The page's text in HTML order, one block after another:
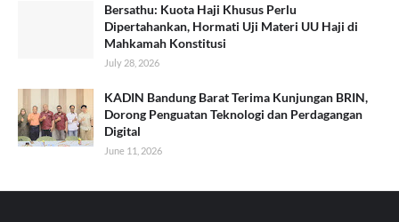
Bersathu: Kuota Haji Khusus Perlu
Dipertahankan, Hormati Uji Materi UU Haji di
Mahkamah Konstitusi
July 28, 2026
KADIN Bandung Barat Terima Kunjungan BRIN,
Dorong Penguatan Teknologi dan Perdagangan
Digital
June 11, 2026